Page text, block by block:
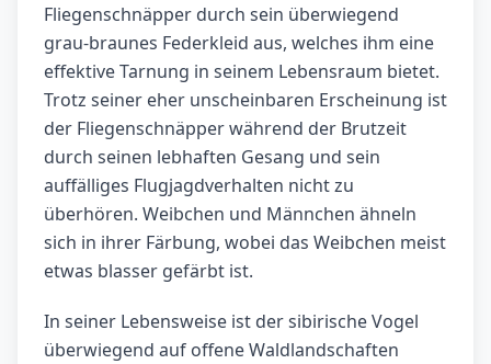
Fliegenschnäpper durch sein überwiegend
grau-braunes Federkleid aus, welches ihm eine
effektive Tarnung in seinem Lebensraum bietet.
Trotz seiner eher unscheinbaren Erscheinung ist
der Fliegenschnäpper während der Brutzeit
durch seinen lebhaften Gesang und sein
auffälliges Flugjagdverhalten nicht zu
überhören. Weibchen und Männchen ähneln
sich in ihrer Färbung, wobei das Weibchen meist
etwas blasser gefärbt ist.
In seiner Lebensweise ist der sibirische Vogel
überwiegend auf offene Waldlandschaften